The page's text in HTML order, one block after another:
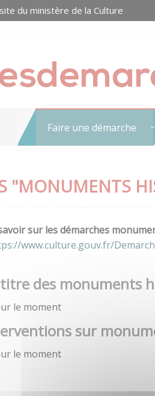
du ministère de la Culture
Faire une démarche
"MONUMENTS
sur les démarches
www.culture.gouv.fr/
des monuments
le moment
sur
le moment